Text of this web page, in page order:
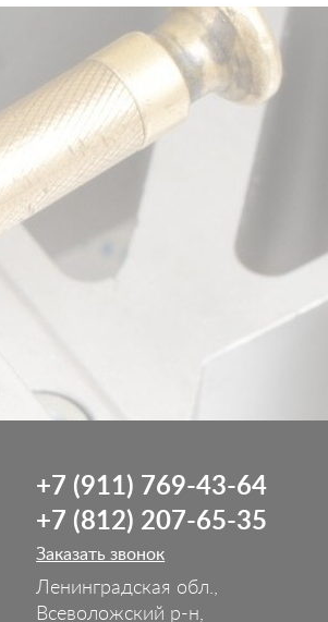
+7 (911) 769-43-64
+7 (812) 207-65-35
Заказать звонок
Ленинградская обл.,
Всеволожский р-н,